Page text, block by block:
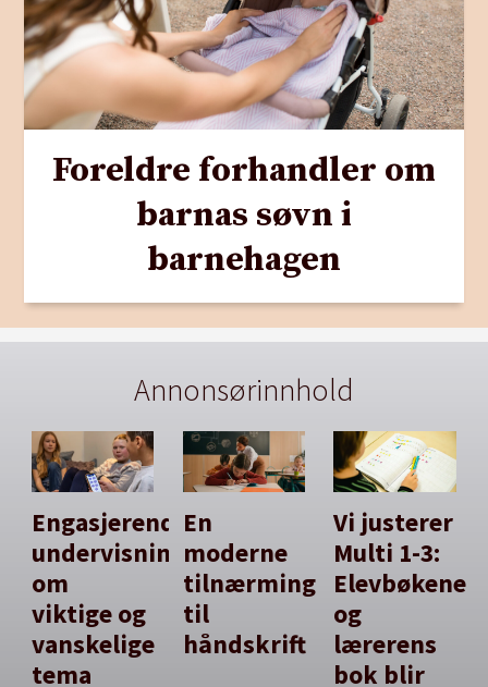
Foreldre forhandler om
barnas søvn i
barnehagen
Annonsørinnhold
Engasjerende
undervisning
om
viktige og
vanskelige
tema
En
moderne
tilnærming
til
håndskrift
Vi justerer
Multi 1-3:
Elevbøkene
og
lærerens
bok blir